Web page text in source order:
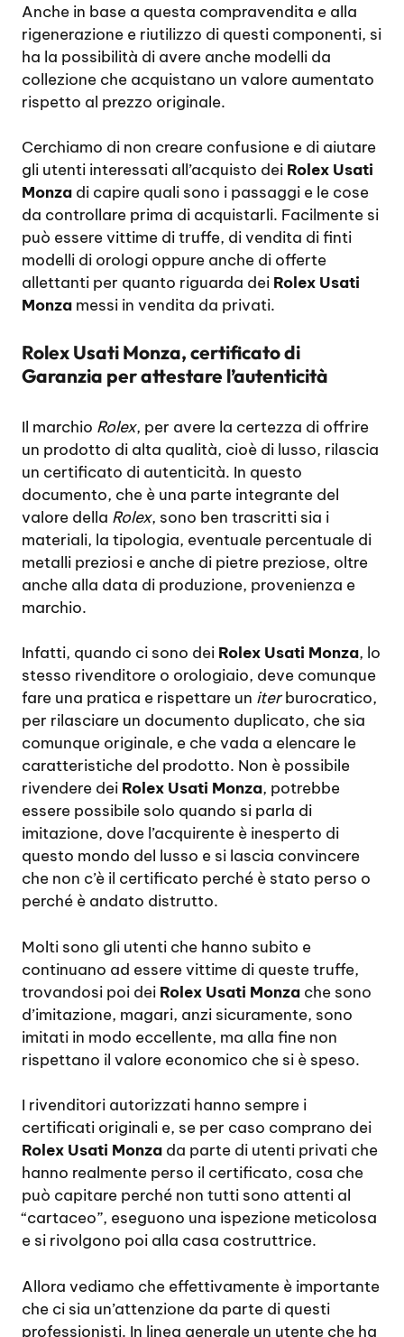
Anche in base a questa compravendita e alla
rigenerazione e riutilizzo di questi componenti, si
ha la possibilità di avere anche modelli da
collezione che acquistano un valore aumentato
rispetto al prezzo originale.
Cerchiamo di non creare confusione e di aiutare
gli utenti interessati all’acquisto dei Rolex Usati
Monza di capire quali sono i passaggi e le cose
da controllare prima di acquistarli. Facilmente si
può essere vittime di truffe, di vendita di finti
modelli di orologi oppure anche di offerte
allettanti per quanto riguarda dei Rolex Usati
Monza messi in vendita da privati.
Rolex Usati Monza, certificato di
Garanzia per attestare l’autenticità
Il marchio Rolex, per avere la certezza di offrire
un prodotto di alta qualità, cioè di lusso, rilascia
un certificato di autenticità. In questo
documento, che è una parte integrante del
valore della Rolex, sono ben trascritti sia i
materiali, la tipologia, eventuale percentuale di
metalli preziosi e anche di pietre preziose, oltre
anche alla data di produzione, provenienza e
marchio.
Infatti, quando ci sono dei Rolex Usati Monza, lo
stesso rivenditore o orologiaio, deve comunque
fare una pratica e rispettare un iterburocratico,
per rilasciare un documento duplicato, che sia
comunque originale, e che vada a elencare le
caratteristiche del prodotto. Non è possibile
rivendere dei Rolex Usati Monza, potrebbe
essere possibile solo quando si parla di
imitazione, dove l’acquirente è inesperto di
questo mondo del lusso e si lascia convincere
che non c’è il certificato perché è stato perso o
perché è andato distrutto.
Molti sono gli utenti che hanno subito e
continuano ad essere vittime di queste truffe,
trovandosi poi dei Rolex Usati Monza che sono
d’imitazione, magari, anzi sicuramente, sono
imitati in modo eccellente, ma alla fine non
rispettano il valore economico che si è speso.
I rivenditori autorizzati hanno sempre i
certificati originali e, se per caso comprano dei
Rolex Usati Monza da parte di utenti privati che
hanno realmente perso il certificato, cosa che
può capitare perché non tutti sono attenti al
“cartaceo”, eseguono una ispezione meticolosa
e si rivolgono poi alla casa costruttrice.
Allora vediamo che effettivamente è importante
che ci sia un’attenzione da parte di questi
professionisti. In linea generale un utente che ha